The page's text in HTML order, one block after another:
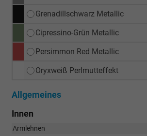
Grenadillschwarz Metallic
Cipressino-Grün Metallic
Persimmon Red Metallic
Oryxweiß Perlmutteffekt
Allgemeines
Innen
Armlehnen